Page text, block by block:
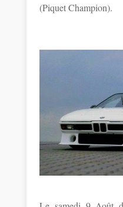
(Piquet Champion).